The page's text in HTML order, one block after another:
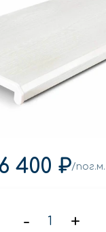
6 400 ₽/пог.м.
- +